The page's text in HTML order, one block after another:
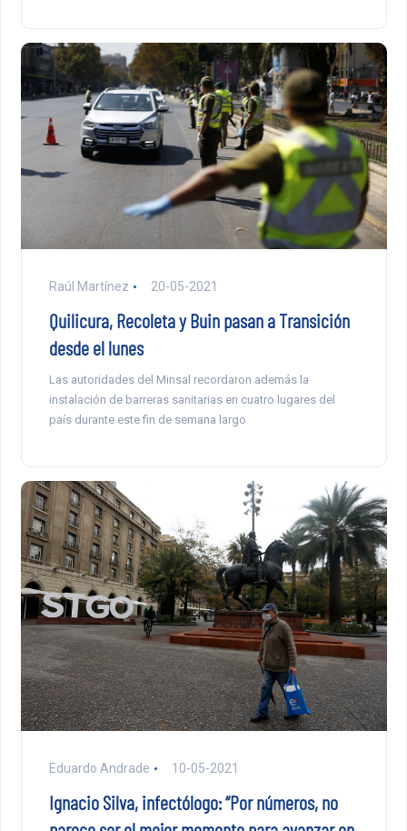
Raúl Martínez 20-05-2021
Quilicura, Recoleta y Buin pasan a Transición
desde el lunes
Las autoridades del Minsal recordaron además la
instalación de barreras sanitarias en cuatro lugares del
país durante este fin de semana largo
Eduardo Andrade 10-05-2021
Ignacio Silva, infectólogo: “Por números, no